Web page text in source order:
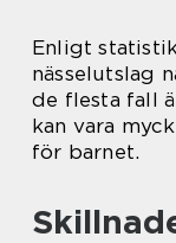
Enligt
nässelutslag
de flesta fall
kan vara
för barnet.